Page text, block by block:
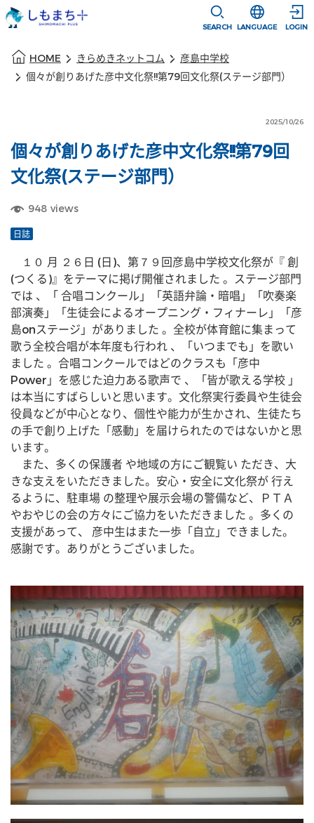
SEARCH
選択すると言
LANGUAGE LOGIN
HOME きらめきネットコム
彦島中学校
個々が創りあげた彦中文化祭!!第79回文化祭(ステージ部門）
2025/10/26
個々が創りあげた彦中文化祭!!第79回
文化祭(ステージ部門）
948 views
日誌
１０ 月 ２６日 (日)、第７９回彦島中学校文化祭が『 創
(つくる)』をテーマに掲げ開催されました 。ステージ部門
では 、「 合唱コンクール」「英語弁論・暗唱」「吹奏楽
部演奏」「生徒会によるオープニング・フィナーレ」「彦
島onステージ」がありました 。全校が体育館に集まって
歌う全校合唱が本年度も行われ 、「いつまでも」を歌い
ました 。合唱コンクールではどのクラスも「彦中
Power」を感じた迫力ある歌声で 、「皆が歌える学校 」
は本当にすばらしいと思います。文化祭実行委員や生徒会
役員などが中心となり、個性や能力が生かされ、生徒たち
の手で創り上げた「感動」を届けられたのではないかと思
います。
また、多くの保護者 や地域の方にご観覧い ただき、大
きな支えをいただきました。安心・安全に文化祭が 行え
るように、駐車場 の整理や展示会場の警備など、ＰＴＡ
やおやじの会の方々にご協力をいただきました 。多くの
支援があって、 彦中生はまた一歩「自立」できました。
感謝です。ありがとうございました。